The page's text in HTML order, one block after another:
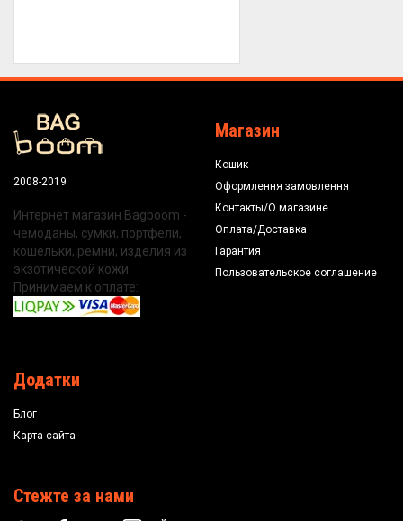
2008-2019
Интернет магазин Bagboom -
чемоданы, сумки, портфели,
кошельки, ремни, изделия из
экзотической кожи.
Принимаем к оплате:
Магазин
Кошик
Оформлення замовлення
Контакты/О магазине
Оплата/Доставка
Гарантия
Пользовательское соглашение
Додатки
Блог
Карта сайта
Стежте за нами